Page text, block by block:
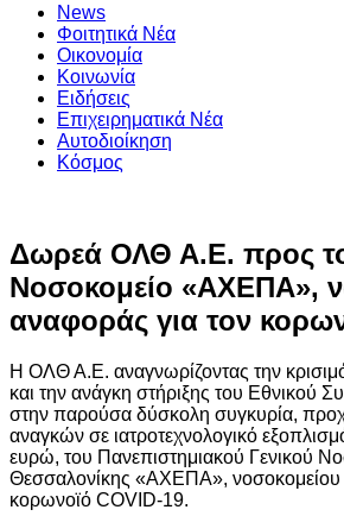
News
Φοιτητικά Νέα
Οικονομία
Κοινωνία
Ειδήσεις
Επιχειρηματικά Νέα
Αυτοδιοίκηση
Κόσμος
Δωρεά ΟΛΘ Α.Ε. προς
Νοσοκομείο «ΑΧΕΠΑ»,
αναφοράς για τον
Η ΟΛΘ Α.Ε. αναγνωρίζοντας την
και την ανάγκη στήριξης του Εθνικού
στην παρούσα δύσκολη συγκυρία,
αναγκών σε ιατροτεχνολογικό
ευρώ, του Πανεπιστημιακού Γενικού
Θεσσαλονίκης «ΑΧΕΠΑ», νοσοκομείου
κορωνοϊό COVID-19.